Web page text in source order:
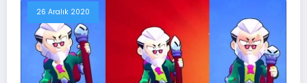
26 Aralık 2020